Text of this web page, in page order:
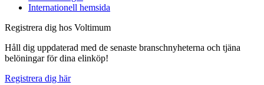
Internationell hemsida
Registrera dig hos Voltimum
Håll dig uppdaterad med de senaste branschnyheterna och tjäna
belöningar för dina elinköp!
Registrera dig här